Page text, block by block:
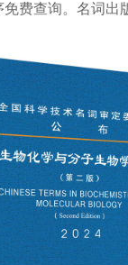
费查询。名词出